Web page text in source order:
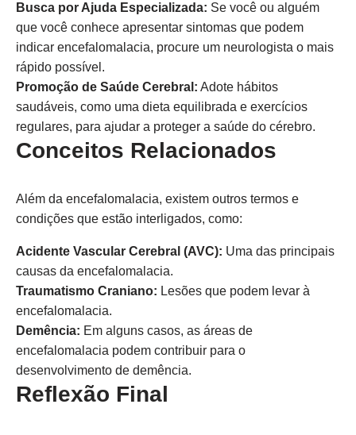
Busca por Ajuda Especializada: Se você ou alguém
que você conhece apresentar sintomas que podem
indicar encefalomalacia, procure um neurologista o mais
rápido possível.
Promoção de Saúde Cerebral: Adote hábitos
saudáveis, como uma dieta equilibrada e exercícios
regulares, para ajudar a proteger a saúde do cérebro.
Conceitos Relacionados
Além da encefalomalacia, existem outros termos e
condições que estão interligados, como:
Acidente Vascular Cerebral (AVC): Uma das principais
causas da encefalomalacia.
Traumatismo Craniano: Lesões que podem levar à
encefalomalacia.
Demência: Em alguns casos, as áreas de
encefalomalacia podem contribuir para o
desenvolvimento de demência.
Reflexão Final